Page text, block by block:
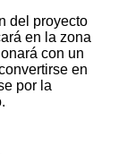
del proyecto
en la zona
con un
en
por la